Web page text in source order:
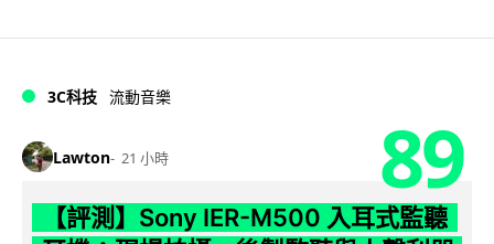
3C科技 流動音樂
Lawton 21 小時 89
【評測】Sony IER-M500 入耳式監聽